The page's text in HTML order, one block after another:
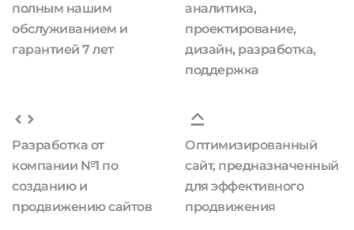
полным нашим
обслуживанием и
гарантией 7 лет
аналитика,
проектирование,
дизайн, разработка,
поддержка
Разработка от
компании №1 по
созданию и
продвижению сайтов
Оптимизированный
сайт, предназначенный
для эффективного
продвижения